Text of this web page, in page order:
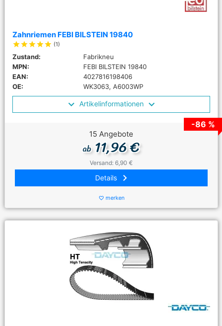
Zahnriemen FEBI BILSTEIN 19840
starstarstarstarstar (1)
Zustand:
Fabrikneu
MPN:
FEBI BILSTEIN 19840
EAN:
4027816198406
OE:
WK3063, A6003WP
Artikelinformationen
-86 %
15 Angebote
ab11,96 €
Versand: 6,90 €
Details keyboard_arrow_right
favorite_border merken